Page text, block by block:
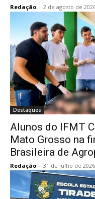
Redação - 2 de agosto de
Destaques
Alunos do IFMT
Mato Grosso na
Brasileira de
Redação - 31 de julho de 2026